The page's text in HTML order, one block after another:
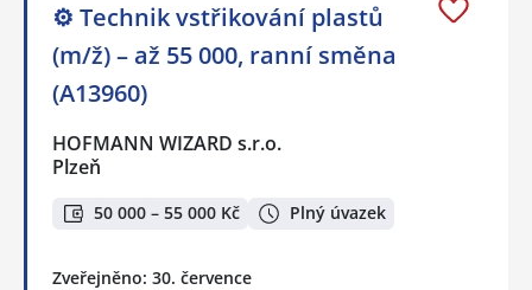
⚙️ Technik vstřikování plastů
(m/ž) – až 55 000, ranní směna
(A13960)
HOFMANN WIZARD s.r.o.
Plzeň
50 000 – 55 000 Kč Plný úvazek
Zveřejněno: 30. července